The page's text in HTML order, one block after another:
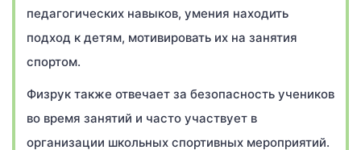
педагогических навыков, умения находить
подход к детям, мотивировать их на занятия
спортом.
Физрук также отвечает за безопасность учеников
во время занятий и часто участвует в
организации школьных спортивных мероприятий.